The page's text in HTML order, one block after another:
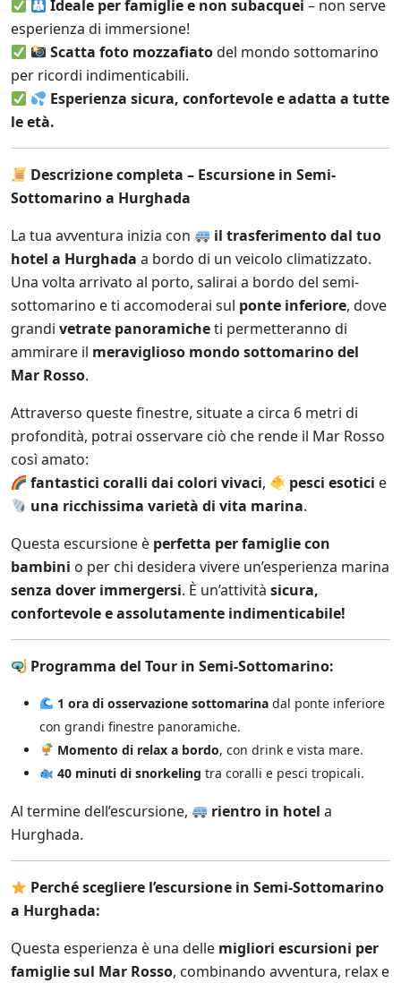
Ideale per famiglie e non subacquei – non serve
esperienza di immersione!
Scatta foto mozzafiatodel mondo sottomarino
per ricordi indimenticabili.
Esperienza sicura, confortevole e adatta a tutte
le età.
Descrizione completa – Escursione in Semi-
Sottomarino a Hurghada
La tua avventura inizia con
il trasferimento dal tuo
hotel a Hurghada a bordo di un veicolo climatizzato.
Una volta arrivato al porto, salirai a bordo del semi-
sottomarino e ti accomoderai sul ponte inferiore, dove
grandi vetrate panoramicheti permetteranno di
ammirare il meraviglioso mondo sottomarino del
Mar Rosso.
Attraverso queste finestre, situate a circa 6 metri di
profondità, potrai osservare ciò che rende il Mar Rosso
così amato:
fantastici coralli dai colori vivaci, pesci esotici e
una ricchissima varietà di vita marina.
Questa escursione è perfetta per famiglie con
bambini o per chi desidera vivere un’esperienza marina
senza dover immergersi. È un’attività sicura,
confortevole e assolutamente indimenticabile!
Programma del Tour in Semi-Sottomarino:
1 ora di osservazione sottomarinadal ponte inferiore
con grandi finestre panoramiche.
Momento di relax a bordo, con drink e vista mare.
40 minuti di snorkeling tra coralli e pesci tropicali.
Al termine dell’escursione, rientro in hotel a
Hurghada.
Perché scegliere l’escursione in Semi-Sottomarino
a Hurghada:
Questa esperienza è una delle migliori escursioni per
famiglie sul Mar Rosso, combinando avventura, relax e